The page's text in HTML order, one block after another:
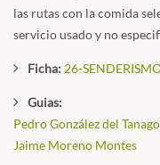
las rutas con la comida
servicio usado y no
Ficha: 26-
Guias:
Pedro González del Tanago
Jaime Moreno Montes